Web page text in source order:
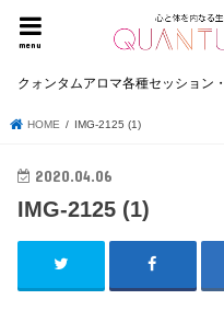
menu
クォンタムアロマ各種セッション
HOME IMG-2125 (1)
2020.04.06
IMG-2125 (1)